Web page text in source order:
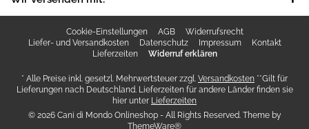
Cookie-Einstellungen AGB
Widerrufsrecht
Liefer- und Versandkosten
Datenschutz Impressum
Kontakt
Lieferzeiten
Widerruf erklären
* Alle Preise inkl. gesetzl. Mehrwertsteuer zzgl. Versandkosten **Gilt für
Lieferungen nach Deutschland. Lieferzeiten für andere Länder finden sie
hier unter Lieferzeiten
© 2026 Cani di Mondo Onlineshop - All Rights Reserved. Theme by
ThemeWare®